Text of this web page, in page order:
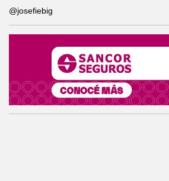
@josefiebig